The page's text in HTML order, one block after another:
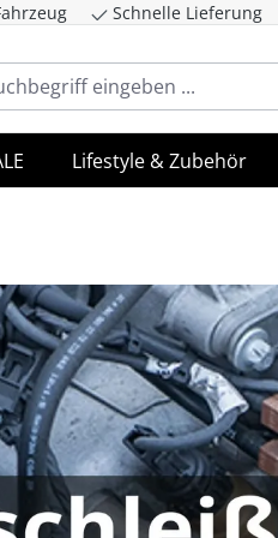
springen
Schnelle Lieferung
Lifestyle & Zubehör